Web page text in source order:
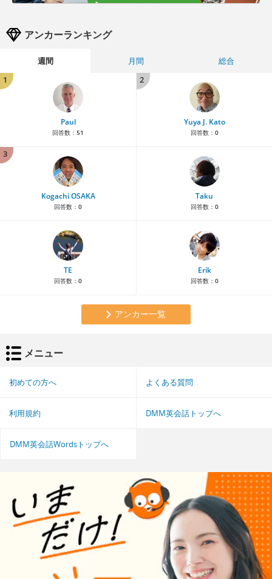
アンカーランキング
週間 月間
総合
1
Paul
回答数： 51
2
Yuya J. Kato
回答数： 0
3
Kogachi OSAKA
回答数： 0
Taku
回答数： 0
TE
回答数： 0
Erik
回答数： 0
アンカー一覧
メニュー
初めての方へ よくある質問
利用規約 DMM英会話トップへ
DMM英会話Wordsトップへ